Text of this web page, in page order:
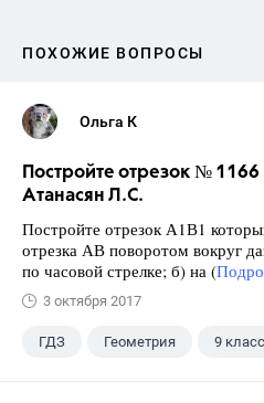
ПОХОЖИЕ ВОПРОСЫ
Ольга К
Постройте отрезок №
Атанасян Л.С.
Постройте отрезок А1В1
отрезка АВ поворотом вокруг
по часовой стрелке; б) на (
3 октября 2017
ГДЗ Геометрия 9 класс